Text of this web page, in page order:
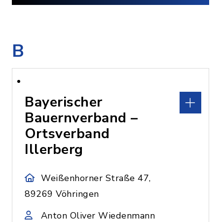
B
Bayerischer
Bauernverband –
Ortsverband
Illerberg
Weißenhorner Straße 47,
89269 Vöhringen
Anton Oliver Wiedenmann